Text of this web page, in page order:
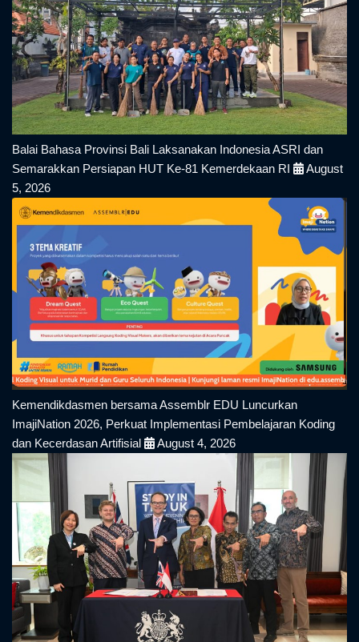
Balai Bahasa Provinsi Bali Laksanakan Indonesia ASRI dan
Semarakkan Persiapan HUT Ke-81 Kemerdekaan RI
August
5, 2026
Kemendikdasmen bersama Assemblr EDU Luncurkan
ImajiNation 2026, Perkuat Implementasi Pembelajaran Koding
dan Kecerdasan Artifisial
August 4, 2026